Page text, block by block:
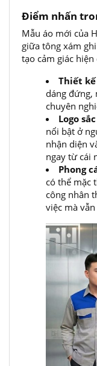
Điểm nhấn
Mẫu áo mới của
giữa tông xám
tạo cảm giác
Thiết
dáng đứng,
chuyên
Logo
nổi bật ở
nhận diện
ngay từ cái
Phong
có thể mặc
công nhân
việc mà